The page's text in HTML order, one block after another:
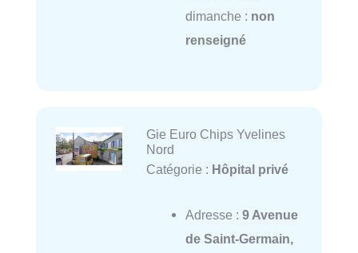
dimanche : non
renseigné
Gie Euro Chips Yvelines
Nord
Catégorie : Hôpital privé
Adresse : 9 Avenue
de Saint-Germain,